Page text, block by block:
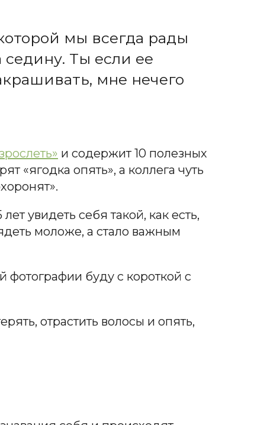
мы всегда рады
седину. Ты если ее
мне нечего
и содержит 10 полезных
«ягодка опять», а коллега чуть
увидеть себя такой, как есть,
моложе, а стало важным
фотографии буду с короткой с
отрастить волосы и опять,